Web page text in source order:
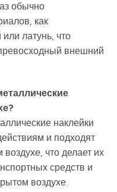
обычно
как
латунь, что
внешний
наклейки
и подходят
что делает их
средств и
воздухе.